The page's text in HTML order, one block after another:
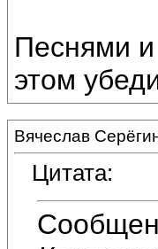
Песнями и
этом
Вячеслав
Цитата: